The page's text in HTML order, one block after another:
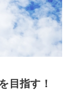
目指す！